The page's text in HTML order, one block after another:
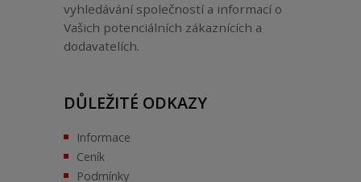
vyhledávání společností a informací o
Vašich potenciálních zákaznících a
dodavatelích.
DŮLEŽITÉ ODKAZY
Informace
Ceník
Podmínky